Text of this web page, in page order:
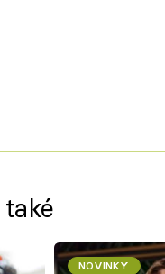
NOVINKY